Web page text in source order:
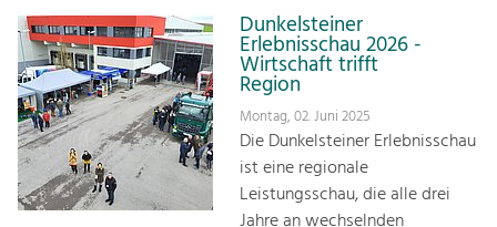
KontaktPositionierung.
Kunst & Kultur
Handwerk, Wissenschaft und Forschung.
Soziales, Bildung &
Identität
Gleichberechtigung, Jugend und
Dunkelsteiner
Erlebnisschau 2026 -
Wirtschaft trifft
Region
Montag, 02. Juni 2025
Die Dunkelsteiner Erlebnisschau
ist eine regionale
Leistungsschau, die alle drei
Jahre an wechselnden